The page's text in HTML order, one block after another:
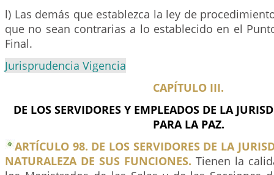
l) Las demás que establezca la ley de
que no sean contrarias a lo establecido en el
Final.
Jurisprudencia Vigencia
CAPÍTULO III.
DE LOS SERVIDORES Y EMPLEADOS DE LA
PARA LA PAZ.
ARTÍCULO 98. DE LOS SERVIDORES DE LA
NATURALEZA DE SUS FUNCIONES. Tienen la